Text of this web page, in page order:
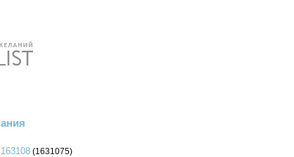
163108 (1631075)